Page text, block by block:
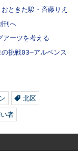
ときた駿・斉藤りえ
刊へ
アーツを考える
挑戦03―アルペンス
北区
者